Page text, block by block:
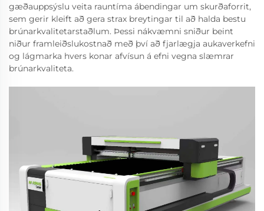
gæðauppsýslu veita rauntíma ábendingar um skurðaforrit,
sem gerir kleift að gera strax breytingar til að halda bestu
brúnarkvalitetarstaðlum. Þessi nákvæmni sniður beint
niður framleiðslukostnað með því að fjarlægja aukaverkefni
og lágmarka hvers konar afvísun á efni vegna slæmrar
brúnarkvaliteta.